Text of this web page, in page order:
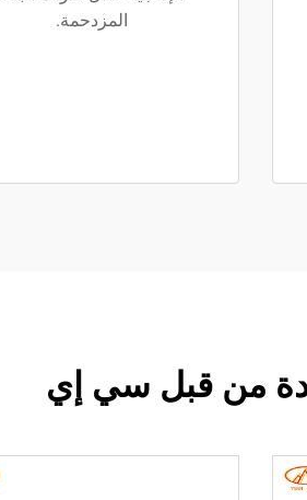
المزدحمة.
من قبل سي إي